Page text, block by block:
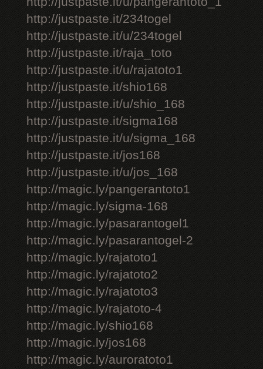
http://justpaste.it/234togel
http://justpaste.it/u/234togel
http://justpaste.it/raja_toto
http://justpaste.it/u/rajatoto1
http://justpaste.it/shio168
http://justpaste.it/u/shio_168
http://justpaste.it/sigma168
http://justpaste.it/u/sigma_168
http://justpaste.it/jos168
http://justpaste.it/u/jos_168
http://magic.ly/pangerantoto1
http://magic.ly/sigma-168
http://magic.ly/pasarantogel1
http://magic.ly/pasarantogel-2
http://magic.ly/rajatoto1
http://magic.ly/rajatoto2
http://magic.ly/rajatoto3
http://magic.ly/rajatoto-4
http://magic.ly/shio168
http://magic.ly/jos168
http://magic.ly/auroratoto1